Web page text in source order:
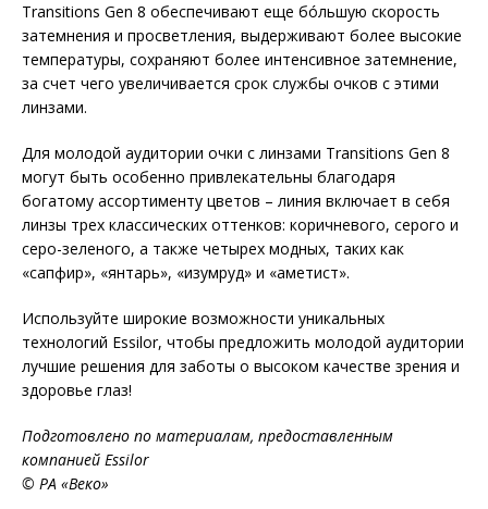
Transitions Gen 8 обеспечивают еще бóльшую скорость
затемнения и просветления, выдерживают более высокие
температуры, сохраняют более интенсивное затемнение,
за счет чего увеличивается срок службы очков с этими
линзами.
Для молодой аудитории очки с линзами Transitions Gen 8
могут быть особенно привлекательны благодаря
богатому ассортименту цветов – линия включает в себя
линзы трех классических оттенков: коричневого, серого и
серо-зеленого, а также четырех модных, таких как
«сапфир», «янтарь», «изум­руд» и «аметист».
Используйте широкие возможности уникальных
технологий Essilor, чтобы предложить молодой аудитории
лучшие решения для заботы о высоком качестве зрения и
здоровье глаз!
Подготовлено по материалам, предоставленным
компанией Essilor
© РА «Веко»